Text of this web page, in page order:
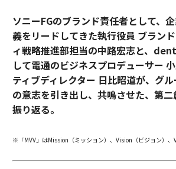
ソニーFGのブランド責任者として、
義をリードしてきた執行役員 ブラン
ィ戦略推進部担当の中路宏志と、
して電通のビジネスプロデューサー
ティブディレクター 日比昭道が、グ
の意志を引き出し、共鳴させた、第
振り返る。
※「MVV」はMission（ミッション）、Vision（ビジョン）